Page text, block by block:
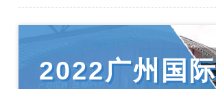
2022广州国